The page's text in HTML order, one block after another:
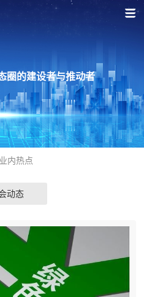
圈的建设者与推动者
业内热点
动态